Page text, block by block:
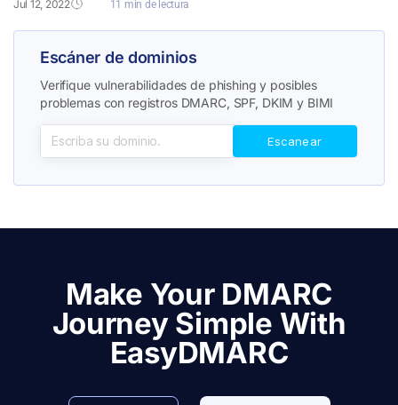
Jul 12, 2022 11 min de lectura
Escáner de dominios
Verifique vulnerabilidades de phishing y posibles
problemas con registros DMARC, SPF, DKIM y BIMI
Make Your DMARC
Journey Simple With
EasyDMARC